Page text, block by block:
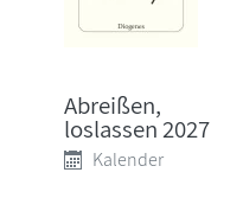
Abreißen,
loslassen 2027
Kalender